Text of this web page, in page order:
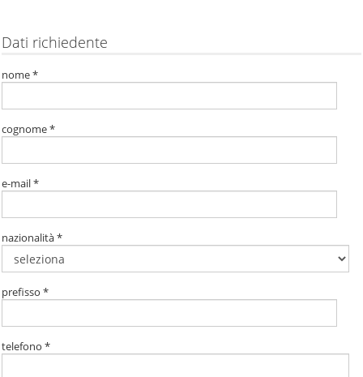
Dati richiedente
nome *
cognome *
e-mail *
nazionalità *
prefisso *
telefono *